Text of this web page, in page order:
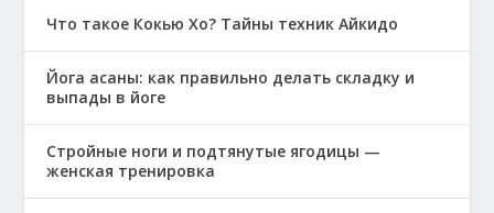
Что такое Кокью Хо? Тайны техник Айкидо
Йога асаны: как правильно делать складку и
выпады в йоге
Стройные ноги и подтянутые ягодицы —
женская тренировка